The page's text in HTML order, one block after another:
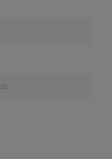
(2)